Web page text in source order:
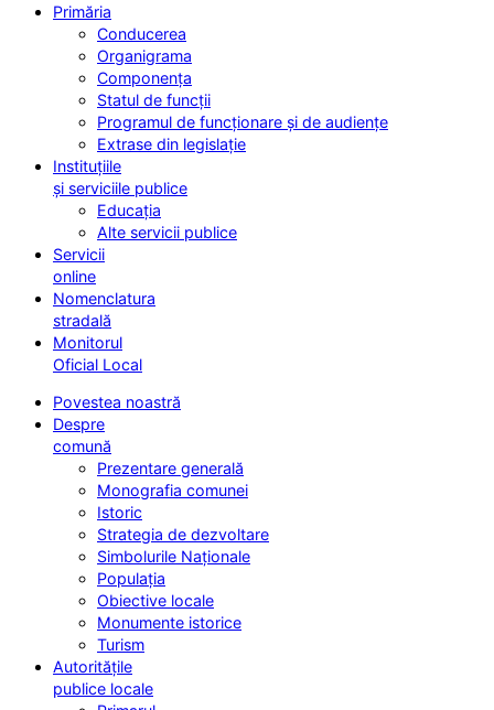
Primăria
Conducerea
Organigrama
Componența
Statul de funcții
Programul de funcționare și de audiențe
Extrase din legislație
Instituțiile
și serviciile publice
Educația
Alte servicii publice
Servicii
online
Nomenclatura
stradală
Monitorul
Oficial Local
Povestea noastră
Despre
comună
Prezentare generală
Monografia comunei
Istoric
Strategia de dezvoltare
Simbolurile Naționale
Populația
Obiective locale
Monumente istorice
Turism
Autoritățile
publice locale